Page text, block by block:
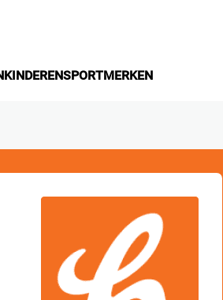
KINDERENSPORTMERKEN